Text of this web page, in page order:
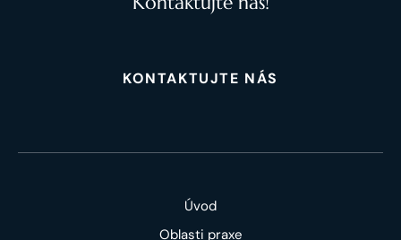
KONTAKTUJTE NÁS
Úvod
Oblasti praxe